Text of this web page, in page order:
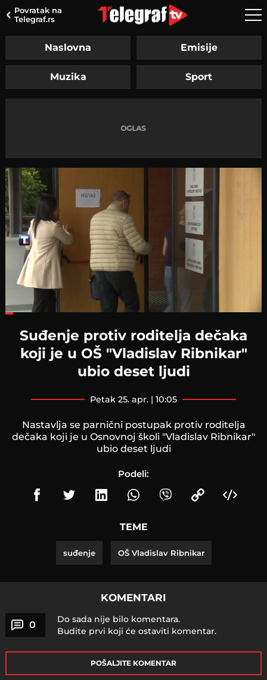
Povratak na
Telegraf.rs
Naslovna Emisije
Muzika Sport
Suđenje protiv roditelja dečaka
koji je u OŠ "Vladislav Ribnikar"
ubio deset ljudi
petak 25. apr. | 10:05
Nastavlja se parnični postupak protiv roditelja
dečaka koji je u Osnovnoj školi "Vladislav Ribnikar"
ubio deset ljudi
Podeli:
TEME
suđenje OŠ Vladislav Ribnikar
KOMENTARI
0
Do sada nije bilo komentara.
Budite prvi koji će ostaviti komentar.
POŠALJITE KOMENTAR